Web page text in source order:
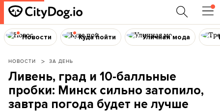
Новости Куда пойти Уличная мода
НОВОСТИ ЗА ДЕНЬ
Ливень, град и 10-балльные
пробки: Минск сильно затопило,
завтра погода будет не лучше